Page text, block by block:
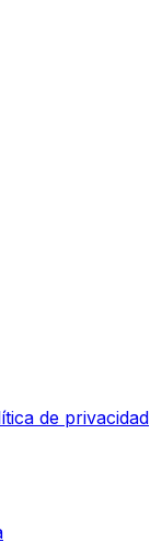
de privacidad